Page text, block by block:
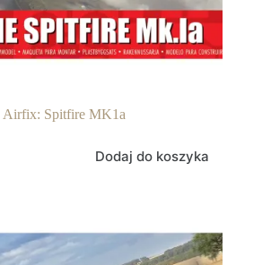
Airfix: Spitfire MK1a
Dodaj do koszyka